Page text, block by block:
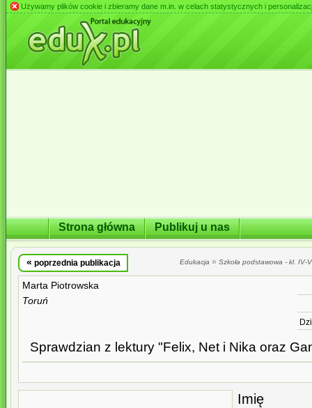
Używamy plików cookie i zbieramy dane m.in. w celach statystycznych i
Strona główna Publikuj u nas
« poprzednia publikacja Edukacja » Szkoła podstawowa - kl. IV-
Marta Piotrowska
Toruń
Sprawdzian z lektury "Felix, Net i Nika oraz
Imię